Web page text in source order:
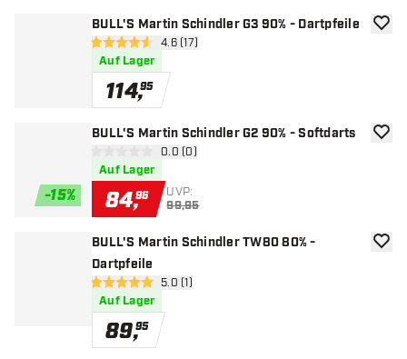
BULL'S Martin Schindler G3 90% - Dartpfeile
Bewertungsbereich öffnen
4.6 Bewertungssterne
4.6 (17)
Auf Lager
114,95
Zur
-15%
BULL'S Martin Schindler G2 90% - Softdarts
Bewertungsbereich öffnen
0 Bewertungssterne
0.0 (0)
Auf Lager
84,96 UVP:
99,95
Zur
BULL'S Martin Schindler TW80 80% -
Dartpfeile
Bewertungsbereich öffnen
5 Bewertungssterne
5.0 (1)
Auf Lager
89,95
Zur